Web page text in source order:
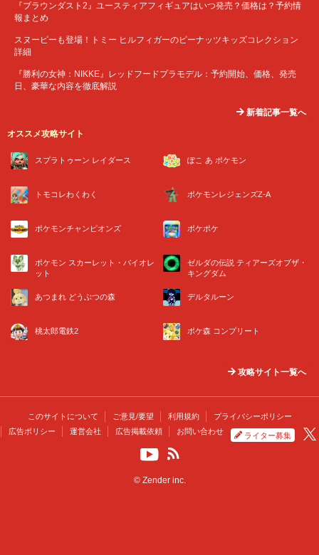
『ブラウンダスト2』ユースティアフィギュアはいつ発売？価格は？予約情
報まとめ
スヌーピーも登場！トミー ヒルフィガーのピーナッツキッズコレクション
詳細
『勝利の女神：NIKKE』レッドフードプラモデル：予約開始、価格、発売
日、豪華な内容を徹底解説
新着記事一覧へ
オススメ攻略サイト
スプラトゥーン レイダース ぽこ あ ポケモン
トモコレわくわく ポケモンレジェンズZ-A
ポケモンチャンピオンズ ポケポケ
ポケモン スカーレット・バイオレ
ット
ゼルダの伝説 ティアーズオブザ・
キングダム
あつまれ どうぶつの森 デルタルーン
桃太郎電鉄2 ポケ森 コンプリート
攻略サイト一覧へ
このサイトについて ご意見/要望 利用規約
プライバシーポリシー
広告ポリシー
運営会社 広告掲載依頼 お問い合わせ ライター募集
© Zender inc.